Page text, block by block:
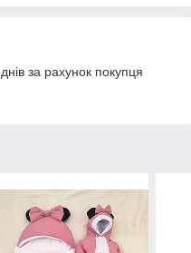
за рахунок покупця